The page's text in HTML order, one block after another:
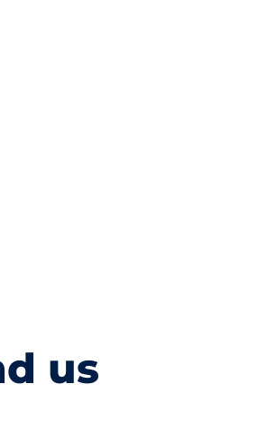
us